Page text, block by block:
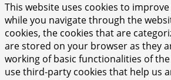
This website uses cookies to
while you navigate through the
cookies, the cookies that are
are stored on your browser as they
working of basic functionalities of the
use third-party cookies that help us